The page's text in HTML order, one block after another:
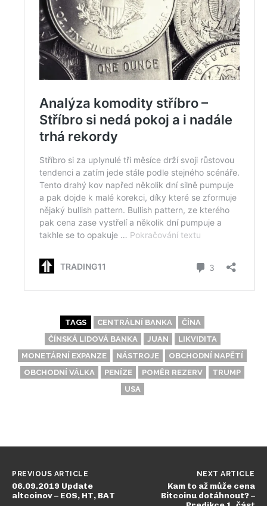
TAGS CENTRÁLNÍ BANKA
ČÍNA
ČÍNSKÁ LIDOVÁ BANKA
JUAN
LIKVIDITA
MONETÁRNÍ EXPANZE
NÁSTROJE
OBCHODNÍ NAPĚTÍ
OBCHODNÍ VÁLKA
PENÍZE POMĚR REZERV
TRUMP
USA
PREVIOUS ARTICLE
06.09.2019 Update
altcoinov – EOS, HT, BAT
NEXT ARTICLE
Kam to až může cena
Bitcoinu dotáhnout? –